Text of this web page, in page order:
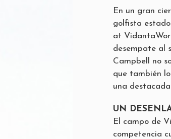
En un gran
golfista
at
desempate al
Campbell no
que también
una
UN
El campo de
competencia